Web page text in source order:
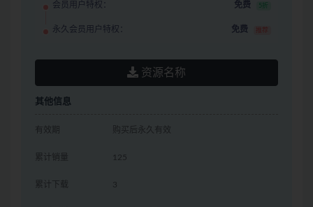
会员用户特权： 免费 5折
永久会员用户特权： 免费 推荐
资源名称
其他信息
有效期 购买后永久有效
累计销量 125
累计下载 3